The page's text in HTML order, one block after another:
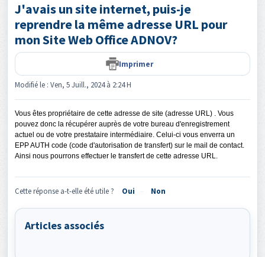
J'avais un site internet, puis-je
reprendre la même adresse URL pour
mon Site Web Office ADNOV?
Imprimer
Modifié le : Ven, 5 Juill., 2024 à 2:24 H
Vous êtes propriétaire de cette adresse de site (adresse URL) . Vous
pouvez donc la récupérer auprès de votre bureau d'enregistrement
actuel ou de votre prestataire intermédiaire. Celui-ci vous enverra un
EPP AUTH code (code d'autorisation de transfert) sur le mail de contact.
Ainsi nous pourrons effectuer le transfert de cette adresse URL.
Cette réponse a-t-elle été utile ? Oui Non
Articles associés